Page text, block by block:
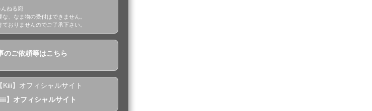
ねる宛
、なま物の受付はできません。
おりませんのでご了承下さい。
のご依頼等はこちら
】オフィシャルサイト